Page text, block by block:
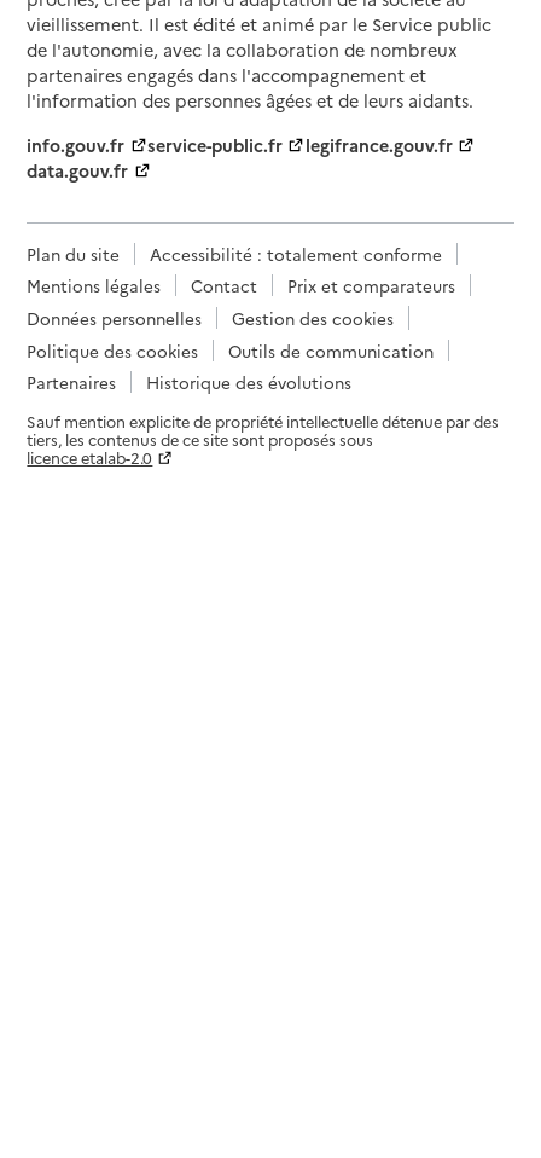
vieillissement. Il est édité et animé par le Service public
de l'autonomie, avec la collaboration de nombreux
partenaires engagés dans l'accompagnement et
l'information des personnes âgées et de leurs aidants.
info.gouv.fr
service-public.fr
legifrance.gouv.fr
data.gouv.fr
Plan du site
Accessibilité : totalement conforme
Mentions légales
Contact
Prix et comparateurs
Données personnelles
Gestion des cookies
Politique des cookies
Outils de communication
Partenaires
Historique des évolutions
Sauf mention explicite de propriété intellectuelle détenue par des
tiers, les contenus de ce site sont proposés sous
licence etalab-2.0